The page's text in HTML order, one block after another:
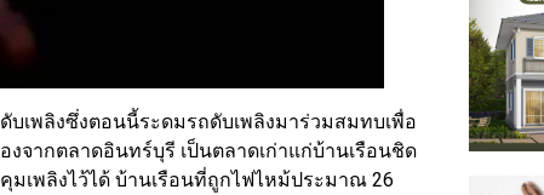
เพลิงซึ่งตอนนี้ระดมรถดับเพลิงมาร่วมสมทบเพื่อ
จากตลาดอินทร์บุรี เป็นตลาดเก่าแก่บ้านเรือนชิด
มเพลิงไว้ได้ บ้านเรือนที่ถูกไฟไหม้ประมาณ 26